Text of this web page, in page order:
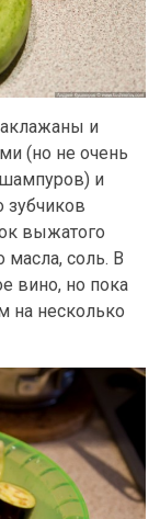
и
(но не очень
и
выжатого
масла, соль. В
вино, но пока
на несколько